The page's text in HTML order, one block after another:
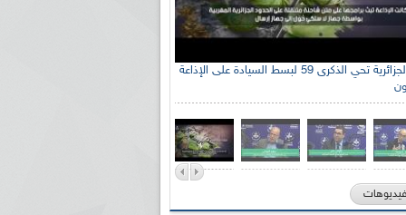
الإذاعة الجزائرية تحي الذكرى 59 لبسط السيادة على الإذاعة